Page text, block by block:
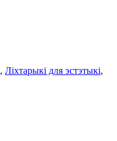
, Ліхтарыкі для эстэтыкі,